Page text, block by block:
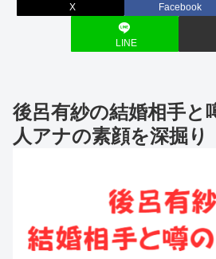
X Facebook
LINE
後呂有紗の結婚相手と
人アナの素顔を深掘り